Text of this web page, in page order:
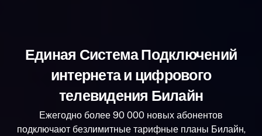
Единая Система Подключений
интернета и цифрового
телевидения Билайн
Ежегодно более 90 000 новых абонентов
подключают безлимитные тарифные планы Билайн,